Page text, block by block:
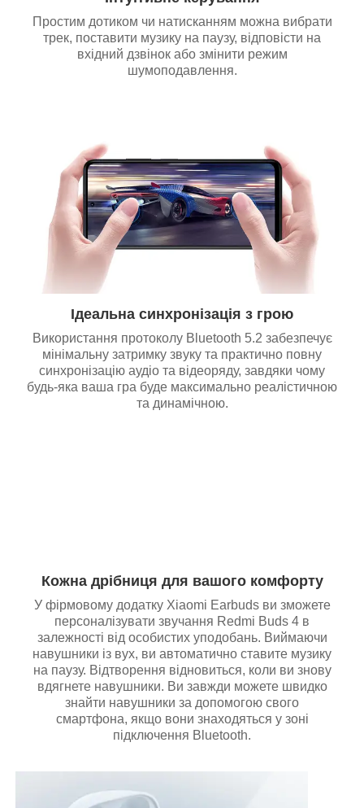
Простим дотиком чи натисканням можна вибрати
трек, поставити музику на паузу, відповісти на
вхідний дзвінок або змінити режим
шумоподавлення.
Ідеальна синхронізація з грою
Використання протоколу Bluetooth 5.2 забезпечує
мінімальну затримку звуку та практично повну
синхронізацію аудіо та відеоряду, завдяки чому
будь-яка ваша гра буде максимально реалістичною
та динамічною.
Кожна дрібниця для вашого комфорту
У фірмовому додатку Xiaomi Earbuds ви зможете
персоналізувати звучання Redmi Buds 4 в
залежності від особистих уподобань. Виймаючи
навушники із вух, ви автоматично ставите музику
на паузу. Відтворення відновиться, коли ви знову
вдягнете навушники. Ви завжди можете швидко
знайти навушники за допомогою свого
смартфона, якщо вони знаходяться у зоні
підключення Bluetooth.